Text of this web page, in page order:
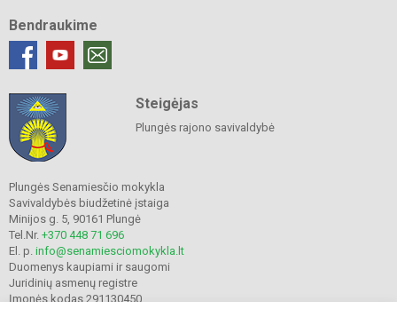
Bendraukime
Steigėjas
Plungės rajono savivaldybė
Plungės Senamiesčio mokykla
Savivaldybės biudžetinė įstaiga
Minijos g. 5, 90161 Plungė
Tel.Nr. +370 448 71 696
El. p. info@senamiesciomokykla.lt
Duomenys kaupiami ir saugomi
Juridinių asmenų registre
Įmonės kodas 291130450